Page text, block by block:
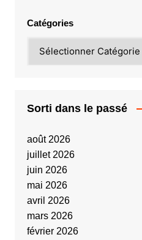
Catégories
Sorti dans le passé
août 2026
juillet 2026
juin 2026
mai 2026
avril 2026
mars 2026
février 2026